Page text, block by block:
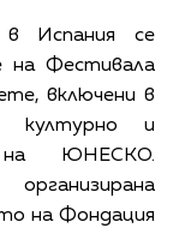
Испания се
на Фестивала
включени в
културно и
на ЮНЕСКО.
на Фондация